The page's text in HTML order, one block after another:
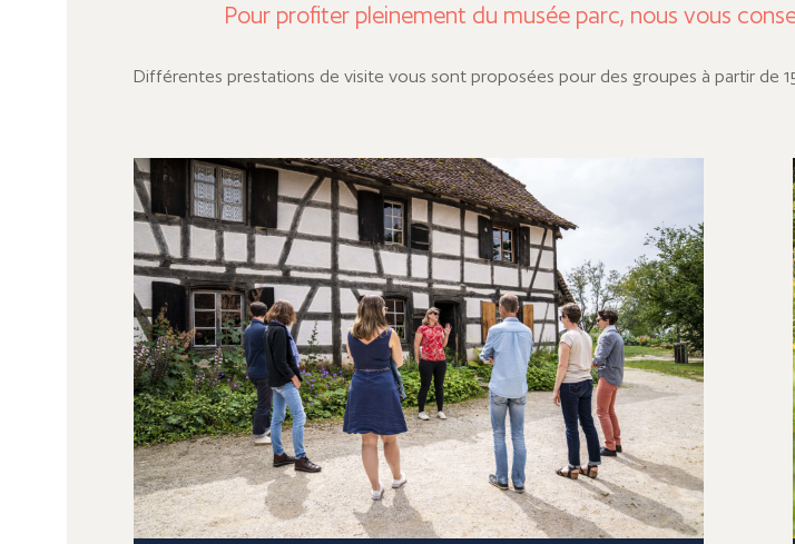
Pour profiter pleinement du musée parc, nous vous
Différentes prestations de visite vous sont proposées pour des groupes à partir de